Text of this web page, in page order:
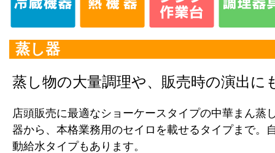
蒸し器
蒸し物の大量調理や、販売時の演出に
店頭販売に最適なショーケースタイプの中華まん蒸
器から、本格業務用のセイロを載せるタイプまで。
動給水タイプもあります。